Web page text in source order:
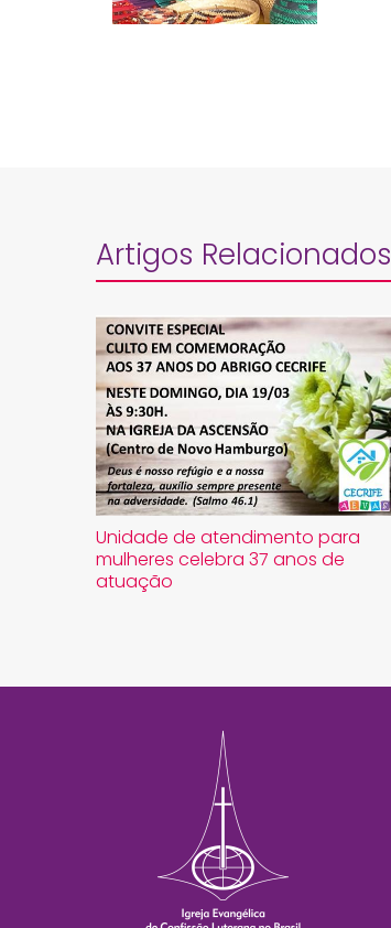
Artigos Relacionados
Unidade de atendimento para
mulheres celebra 37 anos de
atuação